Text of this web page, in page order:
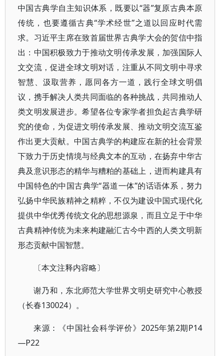
中国古典学自主知识体系，既要以“器”复原古典本原
传统，也要遵循古典“学术经世”之道以回应时代需
求。习近平主席在致首届世界古典学大会的贺信中指
出：中国积极致力于推动文明传承发展，加强国际人
文交流，促进全球文明对话，注重从不同文明中寻求
智慧、汲取营养，愿同各方一道，践行全球文明倡
议，携手解决人类共同面临的各种挑战，共同推动人
类文明发展进步。希望各位专家学者担负起古典学研
究的使命，为促进文明传承发展、推动文明交流互鉴
作出更大贡献。中国古典学的构建应在新的社会背景
下致力于历史情境与经典文本的互动，在扬弃中华古
典及意识形态的精华与糟粕的基础上，进而构建具有
中国特色的中国古典学“器道一体”的话语体系，努力
弘扬中华民族精神之精粹，不仅为建设中国式现代化
提供中华优秀传统文化的思想源泉，而且立足于中华
古典精神传统为未来构建融汇古今中西的人类文明新
形态贡献中国智慧。
〔本文注释内容略〕
谢乃和，东北师范大学世界文明史研究中心教授
（长春130024）。
来源：《中国社会科学评价》2025年第2期P14
—P22